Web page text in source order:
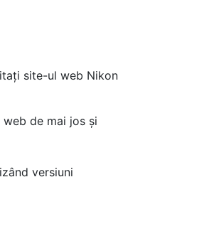
site-ul web Nikon
de mai jos și
versiuni